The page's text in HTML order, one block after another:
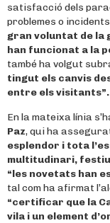
satisfacció dels
problemes o
gran voluntat de la
han funcionat a la
també ha volgut
tingut els canvis
entre els visitants”.
En la mateixa línia
Paz, qui ha
esplendor i tota
multitudinari, festiu
“les novetats han
tal com ha afirmat
“certificar que la
vila i un element